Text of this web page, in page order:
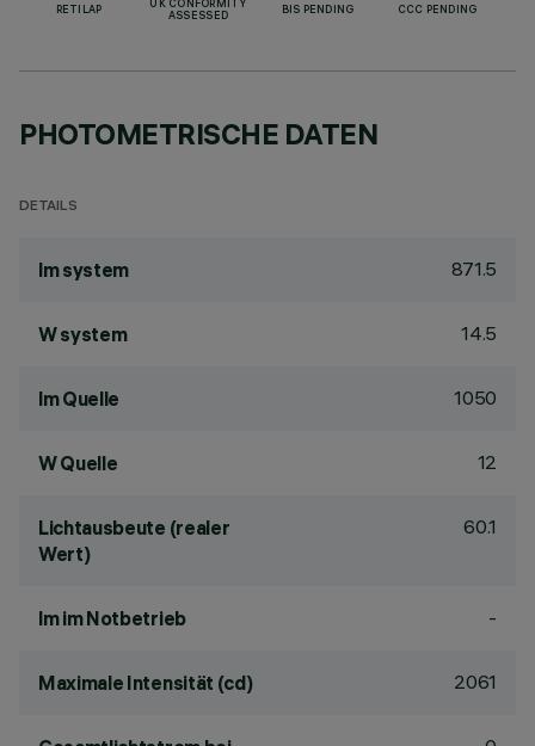
RETILAP
UK CONFORMITY
ASSESSED
BIS PENDING CCC PENDING
PHOTOMETRISCHE DATEN
DETAILS
lm system 871.5
W system 14.5
lm Quelle 1050
W Quelle 12
Lichtausbeute (realer
Wert)
60.1
lm im Notbetrieb -
Maximale Intensität (cd) 2061